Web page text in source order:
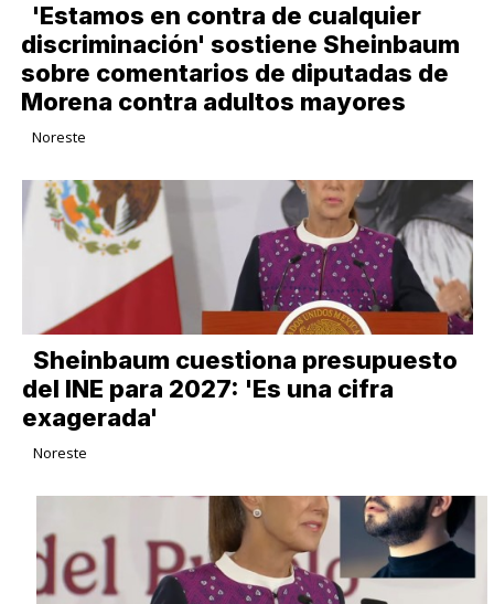
'Estamos en contra de cualquier
discriminación' sostiene Sheinbaum
sobre comentarios de diputadas de
Morena contra adultos mayores
Noreste
Sheinbaum cuestiona presupuesto
del INE para 2027: 'Es una cifra
exagerada'
Noreste